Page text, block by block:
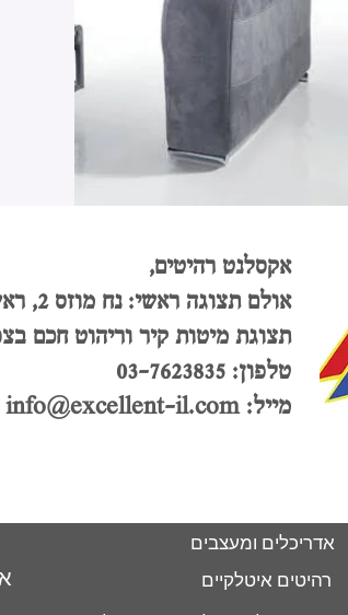
אקסלנט רהיטים,
אולם תצוגה ראשי: נח מוזס 2, ראשון לציון.
תצוגת מיטות קיר וריהוט חכם בצפון:
טלפון: 03-7623835
מייל:info@excellent-il.com
אדריכלים ומעצבים
רהיטים איטלקיים